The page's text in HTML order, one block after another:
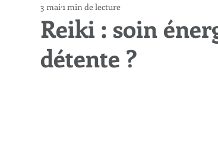
Reiki : soin
détente ?
3 mai 1 min de lecture